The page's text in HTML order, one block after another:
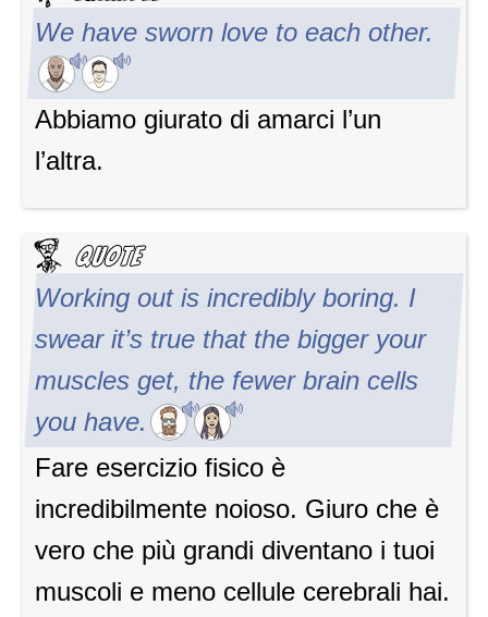
We have sworn love to each other.
Abbiamo giurato di amarci l’un
l’altra.
Working out is incredibly boring. I
swear it’s true that the bigger your
muscles get, the fewer brain cells
you have.
Fare esercizio fisico è
incredibilmente noioso. Giuro che è
vero che più grandi diventano i tuoi
muscoli e meno cellule cerebrali hai.